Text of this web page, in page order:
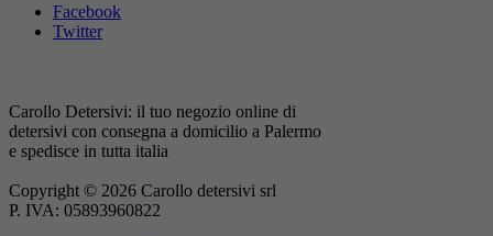
Facebook
Twitter
Carollo Detersivi: il tuo negozio online di
detersivi con consegna a domicilio a Palermo
e spedisce in tutta italia
Copyright © 2026 Carollo detersivi srl
P. IVA: 05893960822